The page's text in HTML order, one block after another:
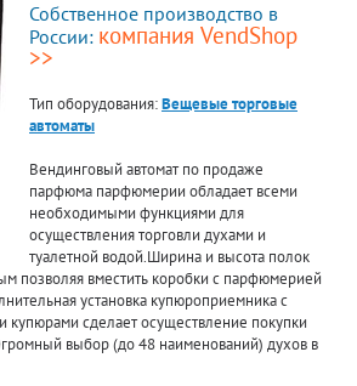
Собственное производство в
России: компания VendShop
>>
Тип оборудования:Вещевые торговые
автоматы
Вендинговый автомат по продаже
парфюма парфюмерии обладает всеми
необходимыми функциями для
осуществления торговли духами и
туалетной водой.Ширина и высота полок
позволяя вместить коробки с парфюмерией
установка купюроприемника с
купюрами сделает осуществление покупки
выбор (до 48 наименований) духов в